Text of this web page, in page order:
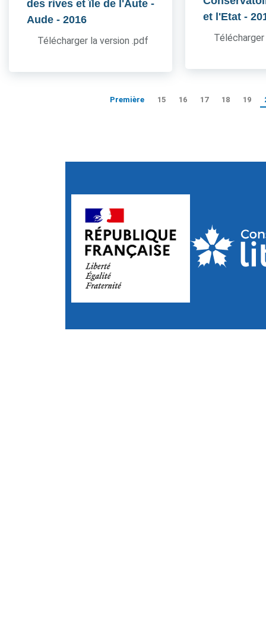
des rives et île de l'Aute -
Aude - 2016
Télécharger la version .pdf
et l'Etat -
Première 15 16 17 18 19